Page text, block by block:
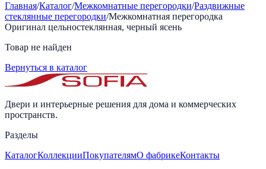
Главная/Каталог/Межкомнатные перегородки/Раздвижные
стеклянные перегородки/Межкомнатная перегородка
Оригинал цельностеклянная, черный ясень
Товар не найден
Вернуться в каталог
Двери и интерьерные решения для дома и коммерческих
пространств.
Разделы
КаталогКоллекцииПокупателямО фабрикеКонтакты